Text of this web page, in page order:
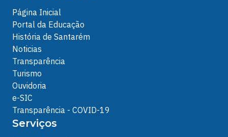
Página Inicial
Portal da Educação
História de Santarém
Noticias
Transparência
Turismo
Ouvidoria
e-SIC
Transparência - COVID-19
Serviços